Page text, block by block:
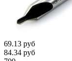
69.13 руб
84.34 руб